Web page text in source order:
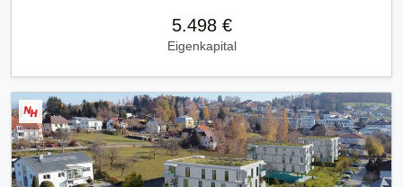
5.498 €
Eigenkapital